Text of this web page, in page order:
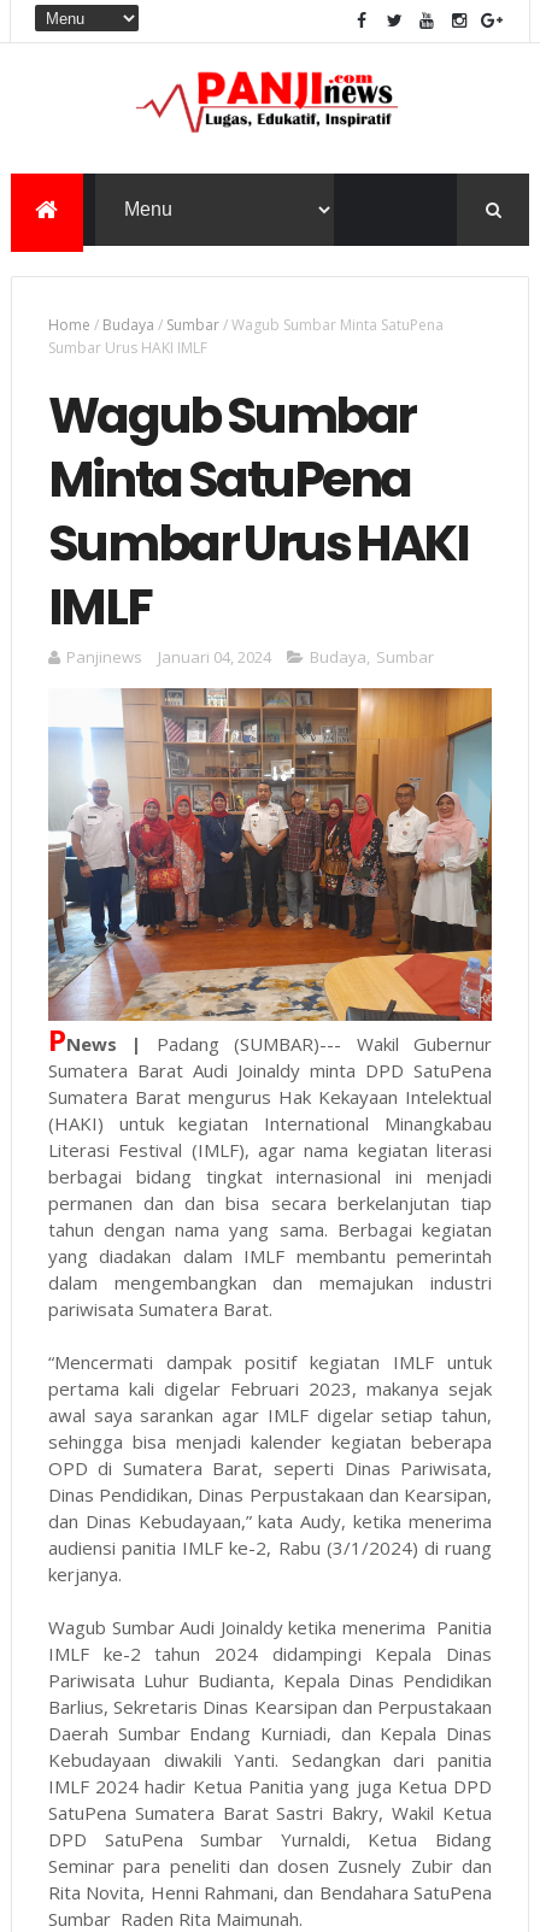
Home / Budaya / Sumbar/Wagub Sumbar Minta SatuPena
Sumbar Urus HAKI IMLF
Wagub Sumbar
Minta SatuPena
Sumbar Urus HAKI
IMLF
Panjinews Januari 04, 2024 Budaya Sumbar
PNews |
Padang (SUMBAR)--- Wakil Gubernur
Sumatera Barat Audi Joinaldy minta DPD SatuPena
Sumatera Barat mengurus Hak Kekayaan Intelektual
(HAKI) untuk kegiatan International Minangkabau
Literasi Festival (IMLF), agar nama kegiatan literasi
berbagai bidang tingkat internasional ini menjadi
permanen dan dan bisa secara berkelanjutan tiap
tahun dengan nama yang sama. Berbagai kegiatan
yang diadakan dalam IMLF membantu pemerintah
dalam mengembangkan dan memajukan industri
pariwisata Sumatera Barat.
“Mencermati dampak positif kegiatan IMLF untuk
pertama kali digelar Februari 2023, makanya sejak
awal saya sarankan agar IMLF digelar setiap tahun,
sehingga bisa menjadi kalender kegiatan beberapa
OPD di Sumatera Barat, seperti Dinas Pariwisata,
Dinas Pendidikan, Dinas Perpustakaan dan Kearsipan,
dan Dinas Kebudayaan,” kata Audy, ketika menerima
audiensi panitia IMLF ke-2, Rabu (3/1/2024) di ruang
kerjanya.
Wagub Sumbar Audi Joinaldy ketika menerima Panitia
IMLF ke-2 tahun 2024 didampingi Kepala Dinas
Pariwisata Luhur Budianta, Kepala Dinas Pendidikan
Barlius, Sekretaris Dinas Kearsipan dan Perpustakaan
Daerah Sumbar Endang Kurniadi, dan Kepala Dinas
Kebudayaan diwakili Yanti. Sedangkan dari panitia
IMLF 2024 hadir Ketua Panitia yang juga Ketua DPD
SatuPena Sumatera Barat Sastri Bakry, Wakil Ketua
DPD SatuPena Sumbar Yurnaldi, Ketua Bidang
Seminar para peneliti dan dosen Zusnely Zubir dan
Rita Novita, Henni Rahmani, dan Bendahara SatuPena
Sumbar Raden Rita Maimunah.